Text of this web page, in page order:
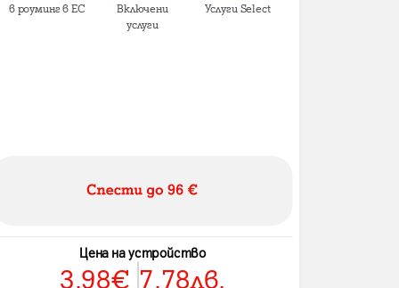
в роуминг в ЕС
Включени
услуги
Услуги Select
Цена на устройство
3.98€ 7.78лв.